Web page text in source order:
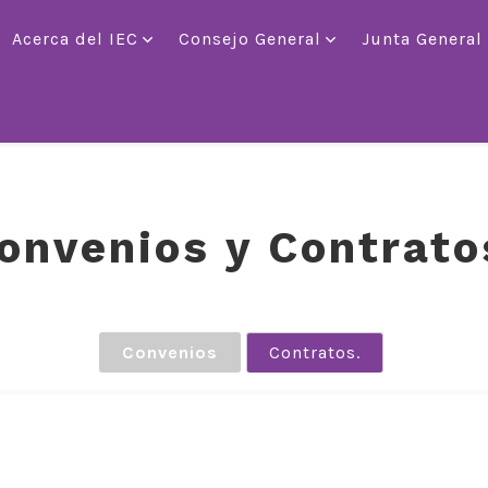
Acerca del IEC Consejo General Junta
y
Convenios Contratos.